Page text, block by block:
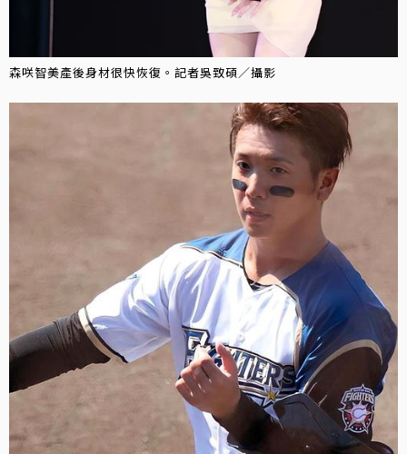
森咲智美產後身材很快恢復。記者吳致碩／攝影